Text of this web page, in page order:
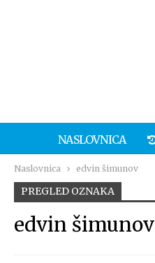
NASLOVNICA
Naslovnica edvin šimunov
PREGLED OZNAKA
edvin šimunov